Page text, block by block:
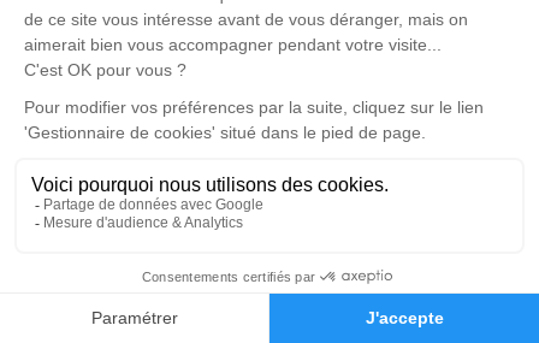
Faire-part Hommages
Un service de plantation d’arbre hommage est
disponible ici
Je rends hommage
Crémation
lundi 06 mars 2023 à 11h45
316, Rue de Leers - Parc d’Activités de l’Avelin
59150 Wattrelos